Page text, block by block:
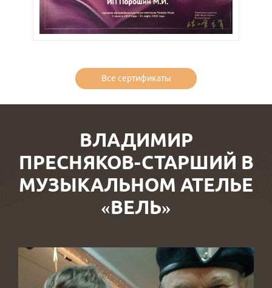
Все сертификаты
ВЛАДИМИР
ПРЕСНЯКОВ-СТАРШИЙ В
МУЗЫКАЛЬНОМ АТЕЛЬЕ
«ВЕЛЬ»